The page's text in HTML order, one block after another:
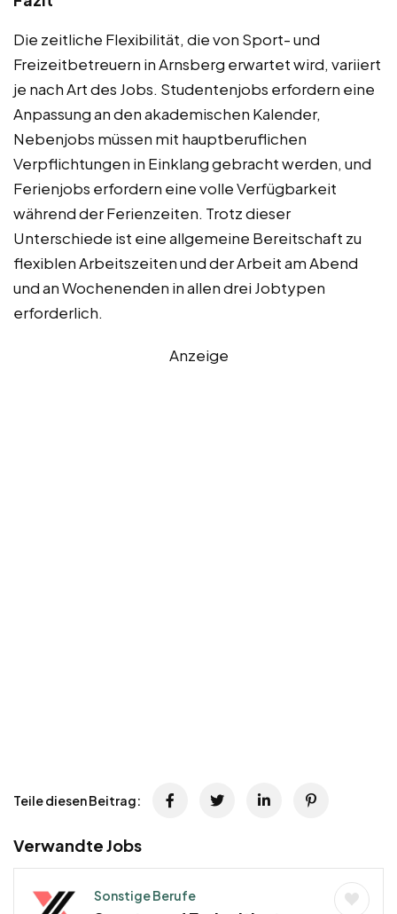
Die zeitliche Flexibilität, die von Sport- und
Freizeitbetreuern in Arnsberg erwartet wird, variiert
je nach Art des Jobs. Studentenjobs erfordern eine
Anpassung an den akademischen Kalender,
Nebenjobs müssen mit hauptberuflichen
Verpflichtungen in Einklang gebracht werden, und
Ferienjobs erfordern eine volle Verfügbarkeit
während der Ferienzeiten. Trotz dieser
Unterschiede ist eine allgemeine Bereitschaft zu
flexiblen Arbeitszeiten und der Arbeit am Abend
und an Wochenenden in allen drei Jobtypen
erforderlich.
Anzeige
Teile diesen Beitrag:
Verwandte Jobs
Sonstige Berufe